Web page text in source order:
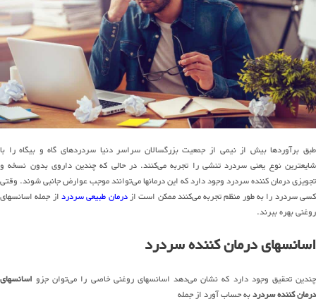
طبق برآوردها بیش از نیمی از جمعیت بزرگسالان سراسر دنیا سردردهای گاه و بیگاه را با
شایعترین نوع یعنی سردرد تنشی را تجربه می‌کنند. در حالی که چندین داروی بدون نسخه و
تجویزی درمان کننده سردرد وجود دارد که این درمانها می‌توانند موجب عوارض جانبی شوند. وقتی
کسی سردرد را به طور منظم تجربه می‌کنند ممکن است ازدرمان طبیعی سردرداز جمله اسانسهای
روغنی بهره ببرند.
اسانسهای درمان کننده سردرد
چندین تحقیق وجود دارد که نشان می‌دهد اسانسهای روغنی خاصی را می‌توان جزو اسانسهای
درمان کننده سردردبه حساب آورد از جمله